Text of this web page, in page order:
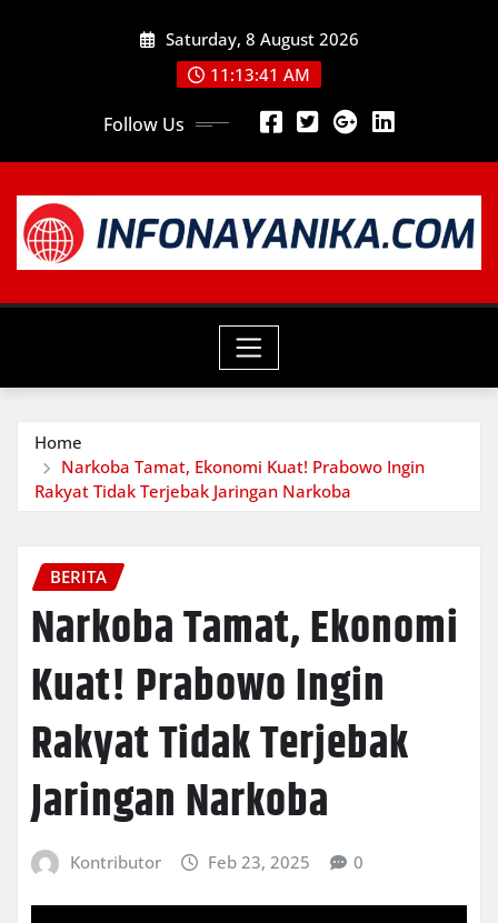
Saturday, 8 August 2026
11:13:43 AM
Follow Us
Home
Narkoba Tamat, Ekonomi Kuat! Prabowo Ingin
Rakyat Tidak Terjebak Jaringan Narkoba
BERITA
Narkoba Tamat, Ekonomi
Kuat! Prabowo Ingin
Rakyat Tidak Terjebak
Jaringan Narkoba
Kontributor Feb 23, 2025 0